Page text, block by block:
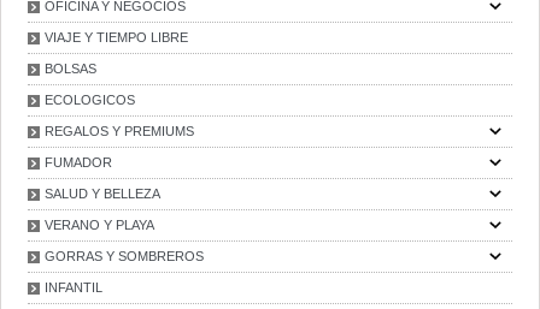
OFICINA Y NEGOCIOS
VIAJE Y TIEMPO LIBRE
BOLSAS
ECOLOGICOS
REGALOS Y PREMIUMS
FUMADOR
SALUD Y BELLEZA
VERANO Y PLAYA
GORRAS Y SOMBREROS
INFANTIL